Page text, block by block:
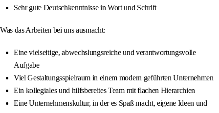
Sehr gute Deutschkenntnisse in Wort und Schrift
Was das Arbeiten bei uns ausmacht:
Eine vielseitige, abwechslungsreiche und verantwortungsvolle
Aufgabe
Viel Gestaltungsspielraum in einem modern geführten Unternehmen
Ein kollegiales und hilfsbereites Team mit flachen Hierarchien
Eine Unternehmenskultur, in der es Spaß macht, eigene Ideen und